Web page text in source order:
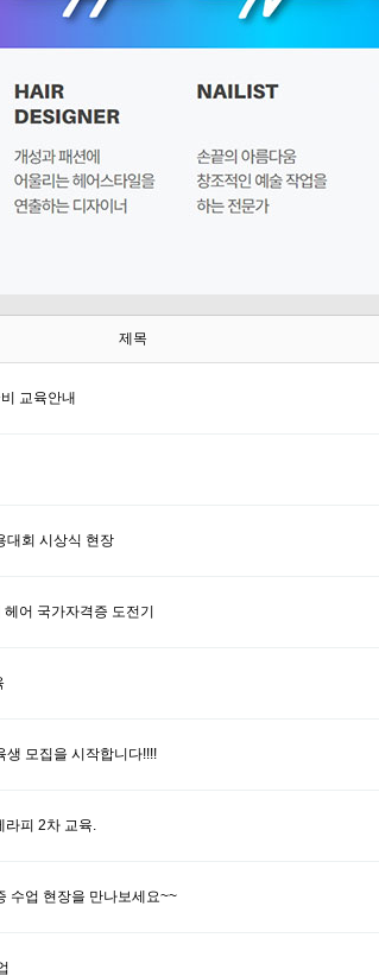
제목
교육안내
대회 시상식 현장
어 국가자격증 도전기
생 모집을 시작합니다!!!!
라피 2차 교육.
수업 현장을 만나보세요~~